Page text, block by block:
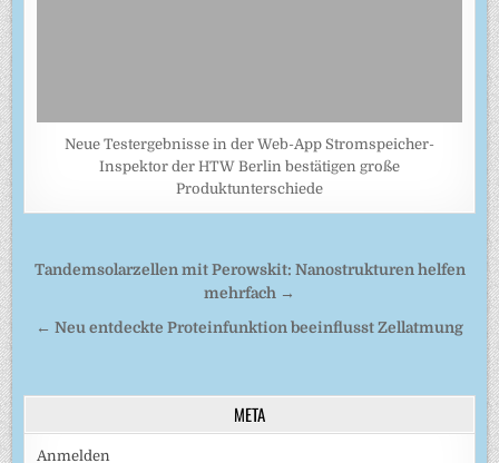
Neue Testergebnisse in der Web-App Stromspeicher-
Inspektor der HTW Berlin bestätigen große
Produktunterschiede
Beitragsnavigation
Tandemsolarzellen mit Perowskit: Nanostrukturen helfen
mehrfach →
← Neu entdeckte Proteinfunktion beeinflusst Zellatmung
META
Anmelden